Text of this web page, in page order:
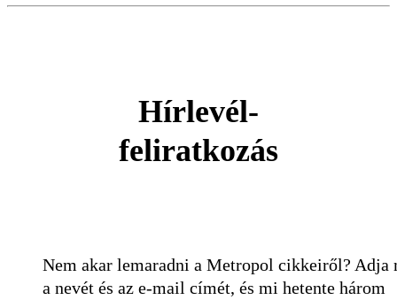
Hírlevél-
feliratkozás
Nem akar lemaradni a Metropol cikkeiről? Adja
a nevét és az e-mail címét, és mi hetente három